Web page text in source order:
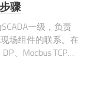
骤
一级，负责
场组件的联系。在
、Modbus TCP、
。REST是一组规